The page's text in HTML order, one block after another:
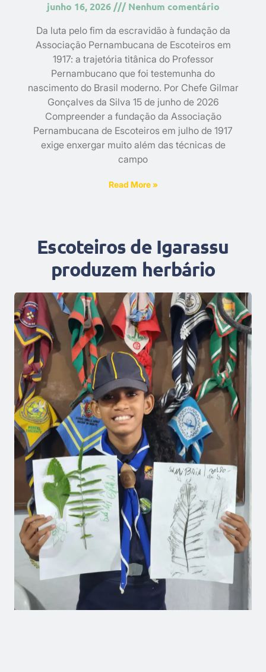
junho 16, 2026 Nenhum comentário
Da luta pelo fim da escravidão à fundação da
Associação Pernambucana de Escoteiros em
1917: a trajetória titânica do Professor
Pernambucano que foi testemunha do
nascimento do Brasil moderno. Por Chefe Gilmar
Gonçalves da Silva 15 de junho de 2026
Compreender a fundação da Associação
Pernambucana de Escoteiros em julho de 1917
exige enxergar muito além das técnicas de
campo
Read More »
Escoteiros de Igarassu
produzem herbário